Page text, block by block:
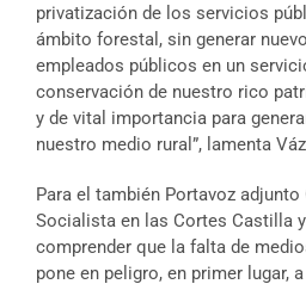
privatización de los servicios
ámbito forestal, sin generar
empleados públicos en un
conservación de nuestro rico
y de vital importancia para
nuestro medio rural”, lamenta
Para el también Portavoz
Socialista en las Cortes Castilla
comprender que la falta de
pone en peligro, en primer lugar,